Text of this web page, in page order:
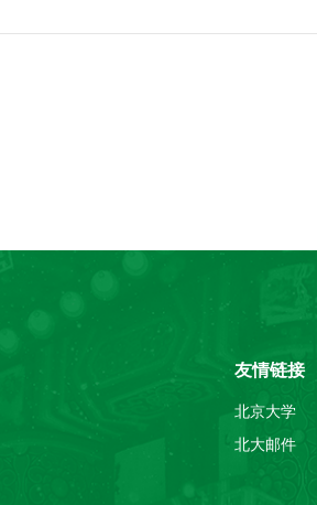
友情链接
北京大学
北大邮件